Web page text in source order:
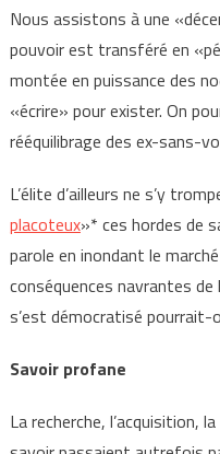
Nous assistons à une
pouvoir est transféré en
montée en puissance des
«écrire» pour exister. On
rééquilibrage des ex-sans-
L’élite d’ailleurs ne s’y
placoteux»* ces hordes de
parole en inondant le
conséquences navrantes de
s’est démocratisé pourrait-
Savoir profane
La recherche,